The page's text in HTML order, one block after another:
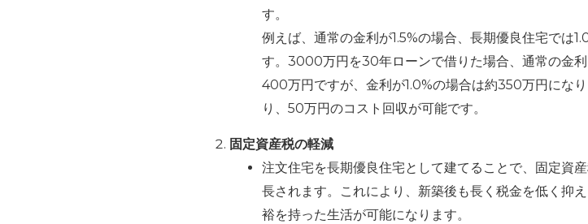
す。
例えば、通常の金利が1.5%の場合、長期優良住宅では
す。3000万円を30年ローンで借りた場合、通常の金
400万円ですが、金利が1.0%の場合は約350万円にな
り、50万円のコスト回収が可能です。
固定資産税の軽減
注文住宅を長期優良住宅として建てることで、固定資
長されます。これにより、新築後も長く税金を低く抑
裕を持った生活が可能になります。